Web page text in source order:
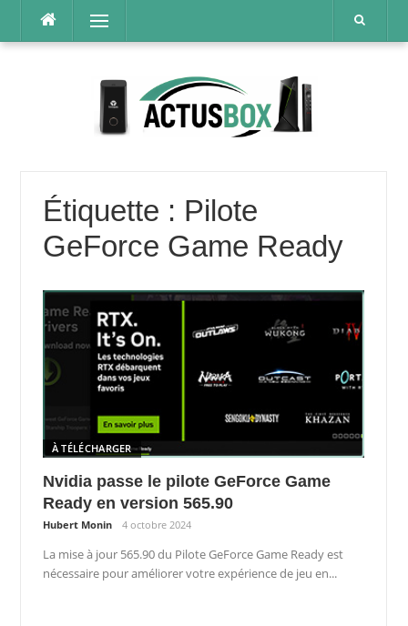
contenu
Menu
Étiquette : Pilote
GeForce Game Ready
À TÉLÉCHARGER
Nvidia passe le pilote GeForce Game
Ready en version 565.90
Hubert Monin 4 octobre 2024
La mise à jour 565.90 du Pilote GeForce Game Ready est
nécessaire pour améliorer votre expérience de jeu en...